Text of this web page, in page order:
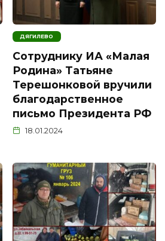
ДЯГИЛЕВО
Сотруднику ИА «Малая
Родина» Татьяне
Терешонковой вручили
благодарственное
письмо Президента РФ
18.01.2024